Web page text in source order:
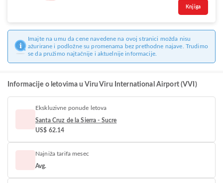
Knjiga
Imajte na umu da cene navedene na ovoj stranici možda nisu
ažurirane i podložne su promenama bez prethodne najave. Trudimo
se da pružimo najtačnije i aktuelnije informacije.
Informacije o letovima u Viru Viru International Airport (VVI)
Ekskluzivne ponude letova
Santa Cruz de la Sierra - Sucre
US$ 62.14
Najniža tarifa mesec
Avg.